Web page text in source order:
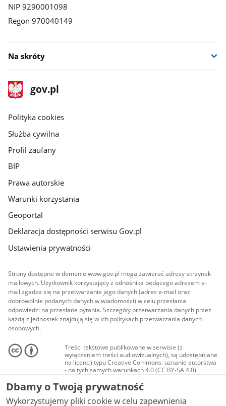
NIP 9290001098
Regon 970040149
Na skróty
stopka
gov.pl
Strona
gov.pl
gov.pl
Polityka cookies
Służba cywilna
Profil zaufany
BIP
Prawa autorskie
Warunki korzystania
Geoportal
Deklaracja dostępności serwisu Gov.pl
Ustawienia prywatności
Strony dostępne w domenie www.gov.pl mogą zawierać adresy skrzynek
mailowych. Użytkownik korzystający z odnośnika będącego adresem e-
mail zgadza się na przetwarzanie jego danych (adres e-mail oraz
dobrowolnie podanych danych w wiadomości) w celu przesłania
odpowiedzi na przesłane pytania. Szczegóły przetwarzania danych przez
każdą z jednostek znajdują się w ich politykach przetwarzania danych
osobowych.
Treści tekstowe publikowane w serwisie (z
wyłączeniem treści audiowizualnych), są udostępniane
na licencji typu Creative Commons: uznanie autorstwa
- na tych samych warunkach 4.0 (CC BY-SA 4.0).
Materiały audiowizualne, w tym zdjęcia, materiały
audio i wideo, są udostępniane na licencji typu
Creative Commons: uznanie autorstwa użycie
niekomercyjne - bez utworów zależnych 4.0 (CC BY-
Dbamy o Twoją prywatność
Wykorzystujemy pliki cookie w celu zapewnienia